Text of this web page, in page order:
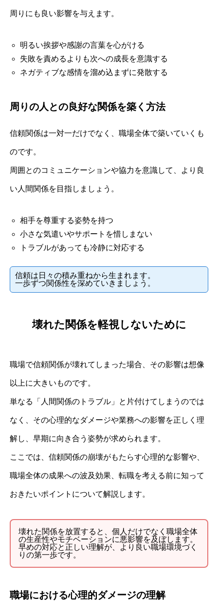
周りにも良い影響を与えます。
明るい挨拶や感謝の言葉を心がける
失敗を責めるよりも次への成長を意識する
ネガティブな感情を溜め込まずに発散する
周りの人との良好な関係を築く方法
信頼関係は一対一だけでなく、職場全体で築いていくも
のです。
周囲とのコミュニケーションや協力を意識して、より良
い人間関係を目指しましょう。
相手を尊重する姿勢を持つ
小さな気遣いやサポートを惜しまない
トラブルがあっても冷静に対応する
信頼は日々の積み重ねから生まれます。
一歩ずつ関係性を深めていきましょう。
壊れた関係を軽視しないために
職場で信頼関係が壊れてしまった場合、その影響は想像
以上に大きいものです。
単なる「人間関係のトラブル」と片付けてしまうのでは
なく、その心理的なダメージや業務への影響を正しく理
解し、早期に向き合う姿勢が求められます。
ここでは、信頼関係の崩壊がもたらす心理的な影響や、
職場全体の成果への波及効果、転職を考える前に知って
おきたいポイントについて解説します。
壊れた関係を放置すると、個人だけでなく職場全体
の生産性やモチベーションに悪影響を及ぼします。
早めの対応と正しい理解が、より良い職場環境づく
りの第一歩です。
職場における心理的ダメージの理解